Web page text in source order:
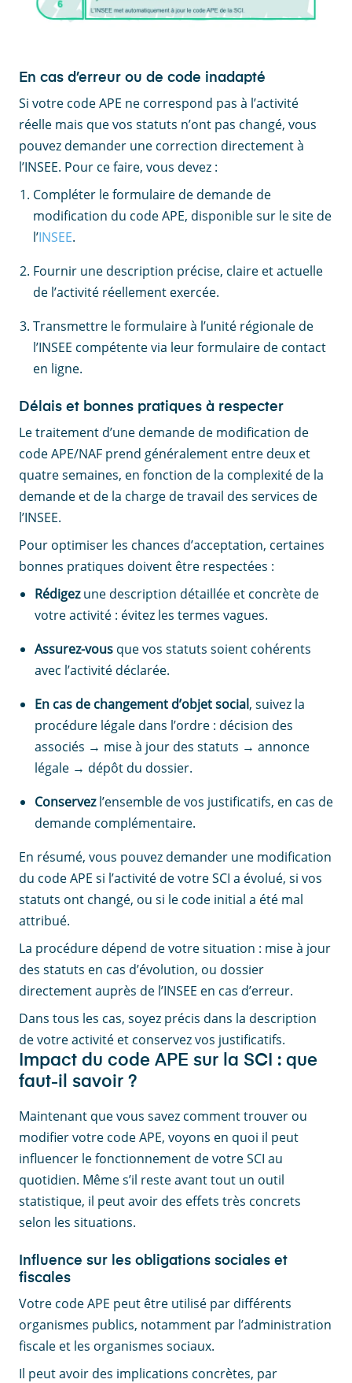
En cas d’erreur ou de code inadapté
Si votre code APE ne correspond pas à l’activité
réelle mais que vos statuts n’ont pas changé, vous
pouvez demander une correction directement à
l’INSEE. Pour ce faire, vous devez :
Compléter le formulaire de demande de
modification du code APE, disponible sur le site de
l’INSEE.
Fournir une description précise, claire et actuelle
de l’activité réellement exercée.
Transmettre le formulaire à l’unité régionale de
l’INSEE compétente via leur formulaire de contact
en ligne.
Délais et bonnes pratiques à respecter
Le traitement d’une demande de modification de
code APE/NAF prend généralement entre deux et
quatre semaines, en fonction de la complexité de la
demande et de la charge de travail des services de
l’INSEE.
Pour optimiser les chances d’acceptation, certaines
bonnes pratiques doivent être respectées :
Rédigezune description détaillée et concrète de
votre activité : évitez les termes vagues.
Assurez-vous que vos statuts soient cohérents
avec l’activité déclarée.
En cas de changement d’objet social, suivez la
procédure légale dans l’ordre : décision des
associés → mise à jour des statuts → annonce
légale → dépôt du dossier.
Conservezl’ensemble de vos justificatifs, en cas de
demande complémentaire.
En résumé, vous pouvez demander une modification
du code APE si l’activité de votre SCI a évolué, si vos
statuts ont changé, ou si le code initial a été mal
attribué.
La procédure dépend de votre situation : mise à jour
des statuts en cas d’évolution, ou dossier
directement auprès de l’INSEE en cas d’erreur.
Dans tous les cas, soyez précis dans la description
de votre activité et conservez vos justificatifs.
Impact du code APE sur la SCI : que
faut-il savoir ?
Maintenant que vous savez comment trouver ou
modifier votre code APE, voyons en quoi il peut
influencer le fonctionnement de votre SCI au
quotidien. Même s’il reste avant tout un outil
statistique, il peut avoir des effets très concrets
selon les situations.
Influence sur les obligations sociales et
fiscales
Votre code APE peut être utilisé par différents
organismes publics, notamment par l’administration
fiscale et les organismes sociaux.
Il peut avoir des implications concrètes, par